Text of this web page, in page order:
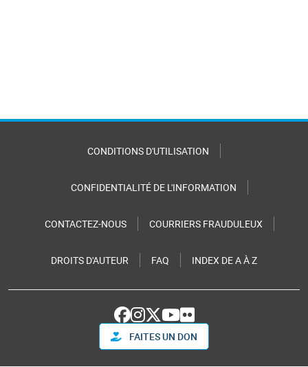
CONDITIONS D'UTILISATION
CONFIDENTIALITÉ DE L'INFORMATION
CONTACTEZ-NOUS COURRIERS FRAUDULEUX
DROITS D'AUTEUR FAQ INDEX DE A À Z
FAITES UN DON